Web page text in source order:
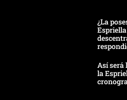
¿La
Así será
la